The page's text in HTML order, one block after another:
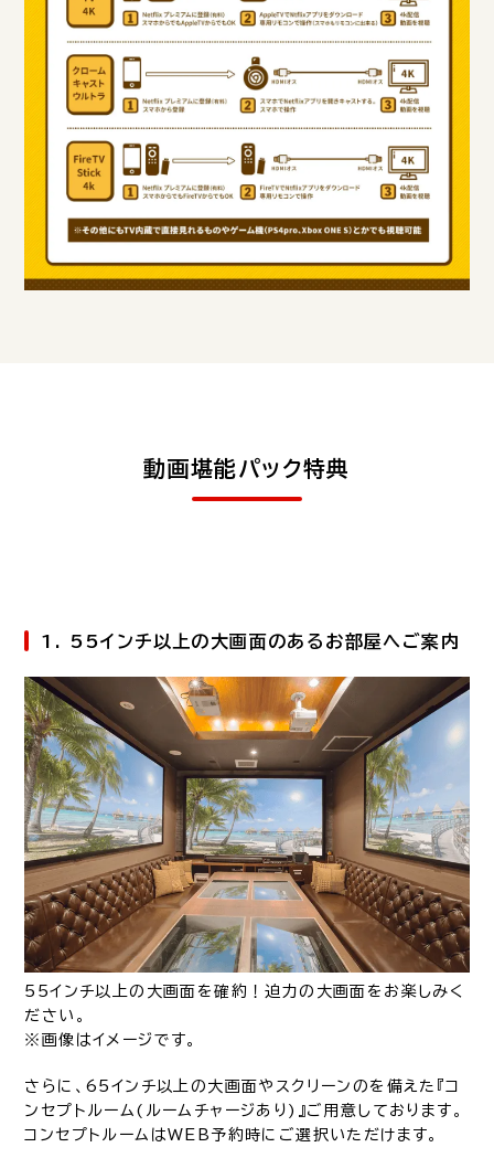
動画堪能パック特典
1. 55インチ以上の大画面のあるお部屋へご案内
55インチ以上の大画面を確約！迫力の大画面をお楽しみく
ださい。
※画像はイメージです。
さらに、65インチ以上の大画面やスクリーンのを備えた『コ
ンセプトルーム(ルームチャージあり)』ご用意しております。
コンセプトルームはWEB予約時にご選択いただけます。